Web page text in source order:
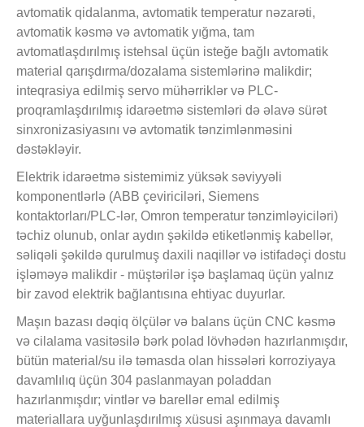
avtomatik qidalanma, avtomatik temperatur nəzarəti,
avtomatik kəsmə və avtomatik yığma, tam
avtomatlaşdırılmış istehsal üçün isteğe bağlı avtomatik
material qarışdırma/dozalama sistemlərinə malikdir;
inteqrasiya edilmiş servo mühərriklər və PLC-
proqramlaşdırılmış idarəetmə sistemləri də əlavə sürət
sinxronizasiyasını və avtomatik tənzimlənməsini
dəstəkləyir.
Elektrik idarəetmə sistemimiz yüksək səviyyəli
komponentlərlə (ABB çeviriciləri, Siemens
kontaktorları/PLC-lər, Omron temperatur tənzimləyiciləri)
təchiz olunub, onlar aydın şəkildə etiketlənmiş kabellər,
səliqəli şəkildə qurulmuş daxili naqillər və istifadəçi dostu
işləməyə malikdir - müştərilər işə başlamaq üçün yalnız
bir zavod elektrik bağlantısına ehtiyac duyurlar.
Maşın bazası dəqiq ölçülər və balans üçün CNC kəsmə
və cilalama vasitəsilə bərk polad lövhədən hazırlanmışdır,
bütün material/su ilə təmasda olan hissələri korroziyaya
davamlılıq üçün 304 paslanmayan poladdan
hazırlanmışdır; vintlər və barellər emal edilmiş
materiallara uyğunlaşdırılmış xüsusi aşınmaya davamlı